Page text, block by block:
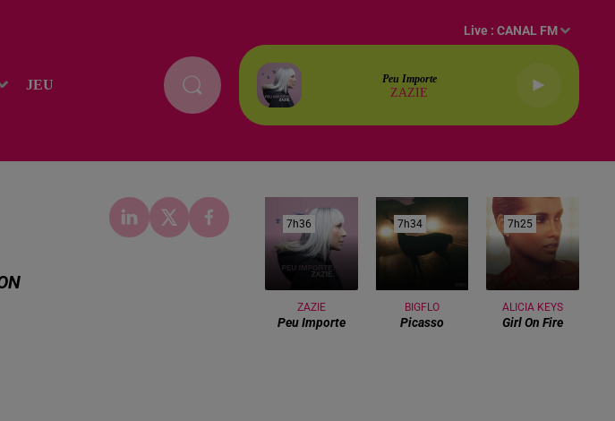
JEU
Live :CANAL FM
Peu Importe
ZAZIE
7h36
7h36
ZAZIE
Peu Importe
7h34
7h34
BIGFLO
Picasso
7h25
7h25
ALICIA KEYS
Girl On Fire